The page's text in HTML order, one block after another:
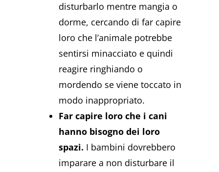
disturbarlo mentre mangia o
dorme, cercando di far capire
loro che l’animale potrebbe
sentirsi minacciato e quindi
reagire ringhiando o
mordendo se viene toccato in
modo inappropriato.
Far capire loro che i cani
hanno bisogno dei loro
spazi. I bambini dovrebbero
imparare a non disturbare il